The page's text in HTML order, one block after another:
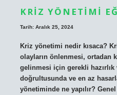
KRIZ YÖNETIMI
Tarih: Aralık 25, 2024
Kriz yönetimi nedir kısaca?
olayların önlenmesi, ortadan
gelinmesi için gerekli hazırlık
doğrultusunda ve en az
yönetiminde ne yapılır?